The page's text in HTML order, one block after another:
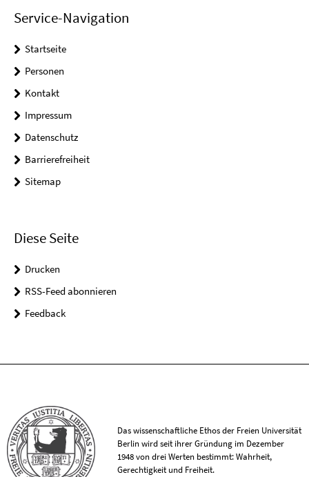
Service-Navigation
Startseite
Personen
Kontakt
Impressum
Datenschutz
Barrierefreiheit
Sitemap
Diese Seite
Drucken
RSS-Feed abonnieren
Feedback
Das wissenschaftliche Ethos der Freien Universität
Berlin wird seit ihrer Gründung im Dezember
1948 von drei Werten bestimmt: Wahrheit,
Gerechtigkeit und Freiheit.